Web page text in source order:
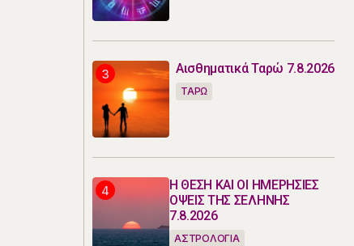
Αισθηματικά Ταρώ 7.8.2026
ΤΑΡΩ
Η ΘΕΣΗ ΚΑΙ ΟΙ ΗΜΕΡΗΣΙΕΣ
ΟΨΕΙΣ ΤΗΣ ΣΕΛΗΝΗΣ
7.8.2026
ΑΣΤΡΟΛΟΓΙΑ